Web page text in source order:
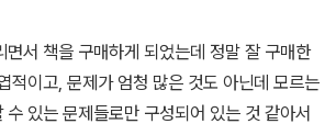
면서 책을 구매하게 되었는데 정말 잘 구매한
적이고, 문제가 엄청 많은 것도 아닌데 모르는
있는 문제들로만 구성되어 있는 것 같아서